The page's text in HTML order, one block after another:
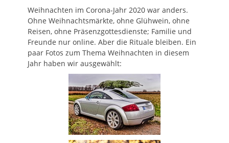
Weihnachten im Corona-Jahr 2020 war anders.
Ohne Weihnachtsmärkte, ohne Glühwein, ohne
Reisen, ohne Präsenzgottesdienste; Familie und
Freunde nur online. Aber die Rituale bleiben. Ein
paar Fotos zum Thema Weihnachten in diesem
Jahr haben wir ausgewählt: